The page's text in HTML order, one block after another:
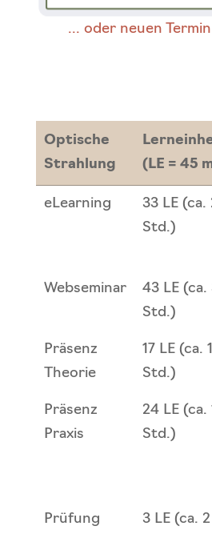
... oder neuen
Optische
Strahlung
(LE = 45
Optische
(LE = 45
eLearning
33 LE (ca.
Std.)
Webseminar
43 LE (ca.
Std.)
Präsenz
Theorie
17 LE (ca.
Std.)
Präsenz
Praxis
24 LE (ca.
Std.)
Prüfung
3 LE (ca. 2